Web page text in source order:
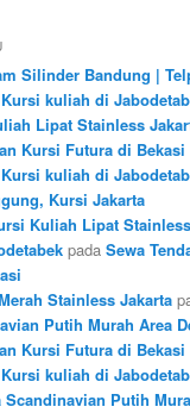
Silinder Bandung |
Kursi kuliah di
Lipat Stainless
Kursi Futura di Bekasi
Kursi kuliah di
Kursi Jakarta
Kuliah Lipat
padaSewa
Stainless Jakarta
Putih Murah Area
Kursi Futura di Bekasi
Kursi kuliah di
Scandinavian Putih